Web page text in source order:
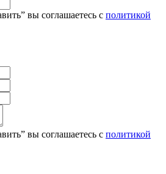
вы соглашаетесь с политикой
вы соглашаетесь с политикой